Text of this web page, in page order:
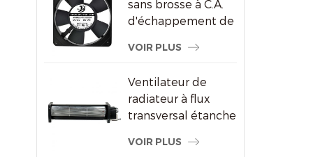
sans brosse à C.A.
d'échappement de
congélateur de
VOIR PLUS
Ventilateur de
radiateur à flux
transversal étanche
publicitaires
VOIR PLUS